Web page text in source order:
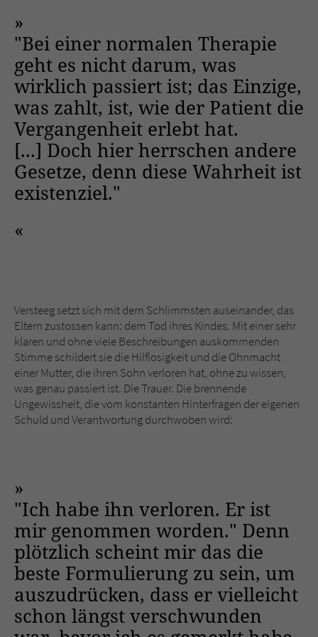
"Bei einer normalen Therapie
geht es nicht darum, was
wirklich passiert ist; das Einzige,
was zahlt, ist, wie der Patient die
Vergangenheit erlebt hat.
[...] Doch hier herrschen andere
Gesetze, denn diese Wahrheit ist
existenziel."
Versteeg setzt sich mit dem Schlimmsten auseinander, das
Eltern zustossen kann: dem Tod ihres Kindes. Mit einer sehr
klaren und ohne viele Beschreibungen auskommenden
Stimme schildert sie die Hilflosigkeit und die Ohnmacht
einer Mutter, die ihren Sohn verloren hat, ohne zu wissen,
was genau passiert ist. Die Trauer. Die brennende
Ungewissheit, die vom konstanten Hinterfragen der eigenen
Schuld und Verantwortung durchwoben wird:
"Ich habe ihn verloren. Er ist
mir genommen worden." Denn
plötzlich scheint mir das die
beste Formulierung zu sein, um
auszudrücken, dass er vielleicht
schon längst verschwunden